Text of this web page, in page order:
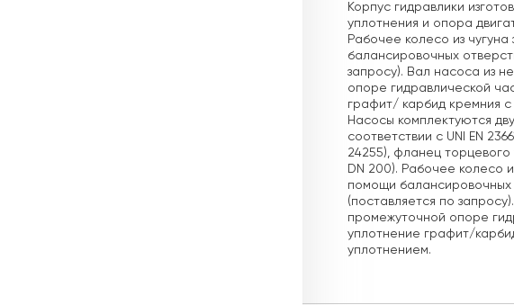
Корпус гидравлики
уплотнения и опора
Рабочее колесо из
балансировочных
запросу). Вал насоса из
опоре гидравлической
графит/ карбид кремния с
Насосы комплектуются
соответствии с UNI EN
24255), фланец торцевого
DN 200). Рабочее колесо
помощи балансировочных
(поставляется по
промежуточной опоре
уплотнение графит/
уплотнением.